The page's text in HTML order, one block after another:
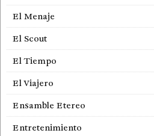
El Menaje
El Scout
El Tiempo
El Viajero
Ensamble Etereo
Entretenimiento